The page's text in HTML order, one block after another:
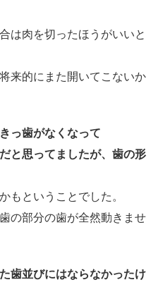
は肉を切ったほうがいいと
来的にまた開いてこないか
っ歯がなくなって
と思ってましたが、歯の形
かもということでした。
の部分の歯が全然動きませ
歯並びにはならなかったけ